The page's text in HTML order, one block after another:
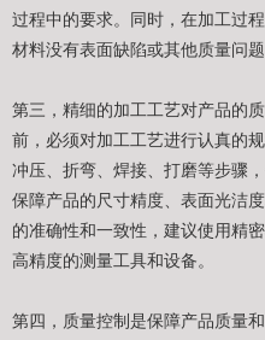
过程中的要求。同时，在加工过
材料没有表面缺陷或其他质量问题
第三，精细的加工工艺对产品的
前，必须对加工工艺进行认真的
冲压、折弯、焊接、打磨等步骤
保障产品的尺寸精度、表面光洁
的准确性和一致性，建议使用精
高精度的测量工具和设备。
第四，质量控制是保障产品质量